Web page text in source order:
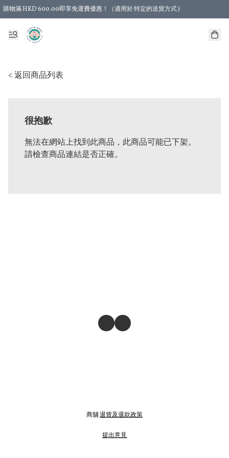
購物滿 HKD 600.00即享免運費優惠！（適用於 特定的送貨方式 )
< 返回商品列表
很抱歉
無法在網站上找到此商品，此商品可能已下架。
請檢查商品連結是否正確。
商舖退貨及退款政策
提出意見